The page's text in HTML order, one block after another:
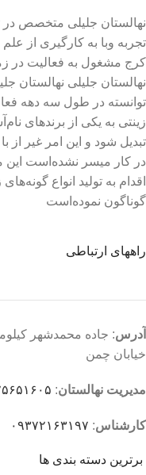
نهالستان جلیلی متخصص در
تجربه وبا به کارگیری از
کرج مشغول به فعالیت در
نهالستان جلیلی نهالستان
توانسته در طول سه دهه
زینتی به یکی از برندهای
تبدیل شود و این امر غیر از
در کار میسر نشده‌است این
اقدام به تولید انواع
گوناگون نموده‌است
راههای ارتباطی
آدرس
خیابان چمن
مدیریت نهالستان:
کارشناس: ۰۹۳۷۲۱۶۳۱۹۷
برترین دسته بندی ها